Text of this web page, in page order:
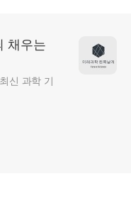
채우는
신 과학 기